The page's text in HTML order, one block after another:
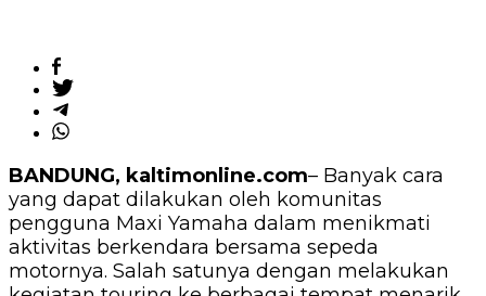
BANDUNG, kaltimonline.com– Banyak cara
yang dapat dilakukan oleh komunitas
pengguna Maxi Yamaha dalam menikmati
aktivitas berkendara bersama sepeda
motornya. Salah satunya dengan melakukan